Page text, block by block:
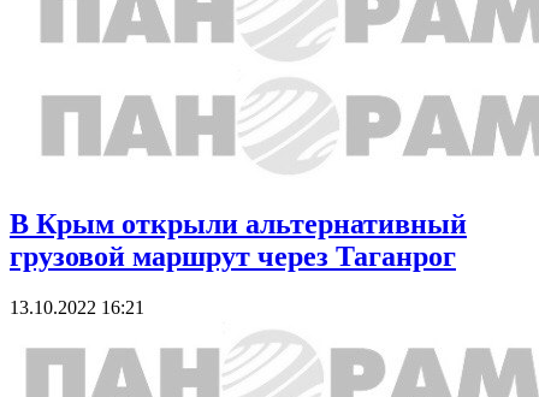
В Крым открыли альтернативный
грузовой маршрут через Таганрог
13.10.2022 16:21